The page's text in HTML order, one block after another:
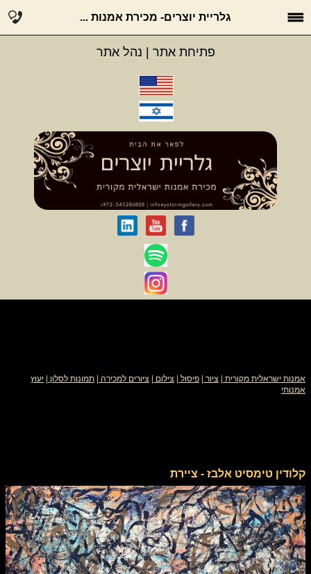
גלריית יוצרים- מכירת אמנות ...
פתיחת אתר נהל אתר
אמנות ישראלית מקורית ציור פיסול צילום ציורים למכירה תמונות לסלון
יעוץ
אמנותי
קלודין טימסיט אלבז - ציירת